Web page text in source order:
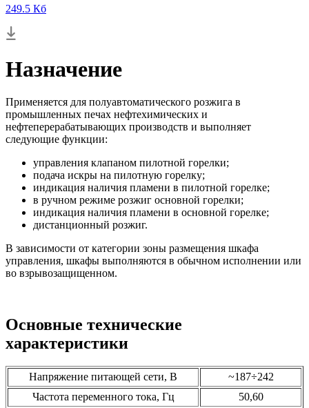
249.5 Кб
Назначение
Применяется для полуавтоматического розжига в
промышленных печах нефтехимических и
нефтеперерабатывающих производств и выполняет
следующие функции:
управления клапаном пилотной горелки;
подача искры на пилотную горелку;
индикация наличия пламени в пилотной горелке;
в ручном режиме розжиг основной горелки;
индикация наличия пламени в основной горелке;
дистанционный розжиг.
В зависимости от категории зоны размещения шкафа
управления, шкафы выполняются в обычном исполнении или
во взрывозащищенном.
Основные технические
характеристики
Напряжение питающей сети, В
~187÷242
Частота переменного тока, Гц
50,60